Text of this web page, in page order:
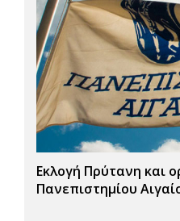
Εκλογή Πρύτανη και
Πανεπιστημίου